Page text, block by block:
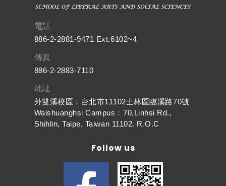
電話
886-2-2881-9471 Ext.6102~4
傳真
886-2-2883-7110
地址
外雙溪校區：台北市11102士林區臨溪路70號
Waishuanghsi Campus：70,Linhsi Rd.,
Shihlin, Taipe, Taiwan 11102. R.O.C
Follow us